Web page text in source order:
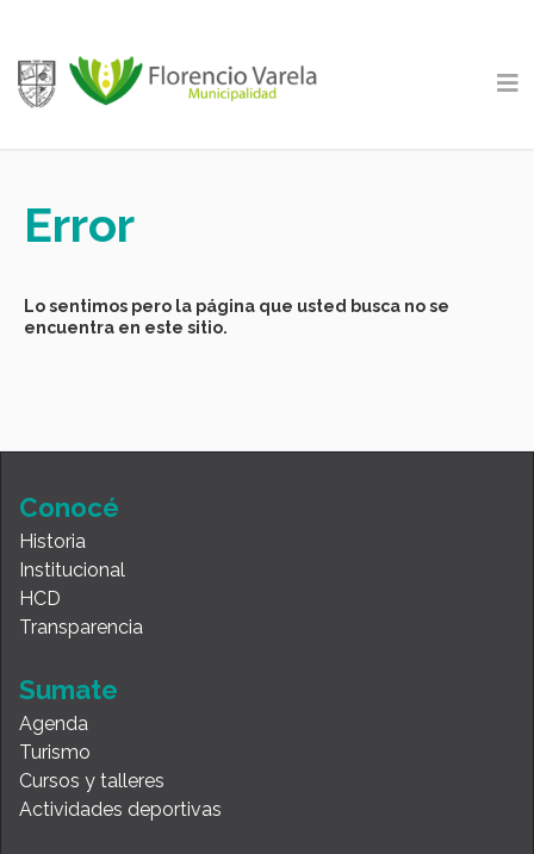
Error
Lo sentimos pero la página que usted busca no se
encuentra en este sitio.
Conocé
Historia
Institucional
HCD
Transparencia
Sumate
Agenda
Turismo
Cursos y talleres
Actividades deportivas